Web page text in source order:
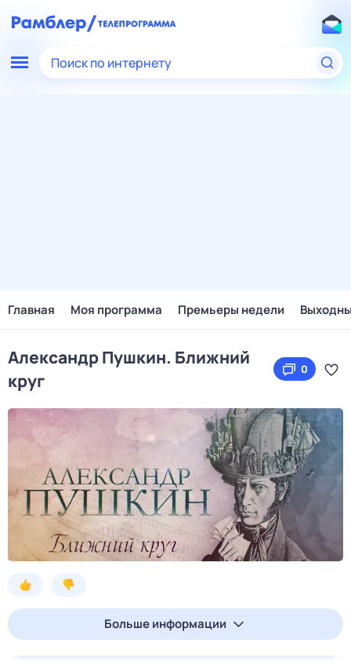
Поиск по интернету
Главная Моя программа Премьеры недели
Александр Пушкин. Ближний
круг
0
Больше информации